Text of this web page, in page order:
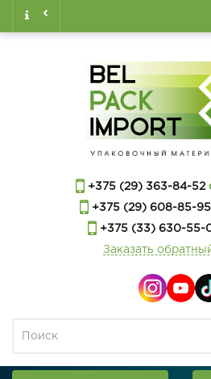
+375 (29) 363-84-52
+375 (29) 608-85-95
+375 (33) 630-55-
Заказать